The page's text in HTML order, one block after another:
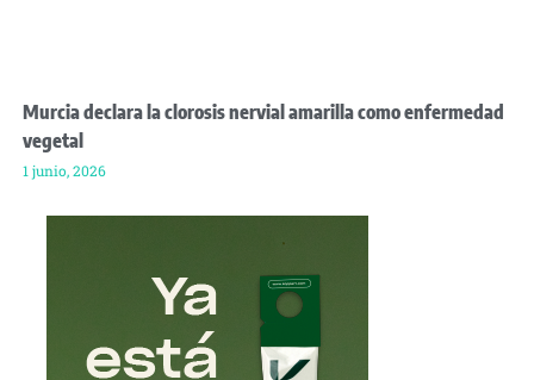
Murcia declara la clorosis nervial amarilla como enfermedad
vegetal
1 junio, 2026